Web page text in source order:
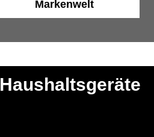
Markenwelt
Haushaltsgeräte